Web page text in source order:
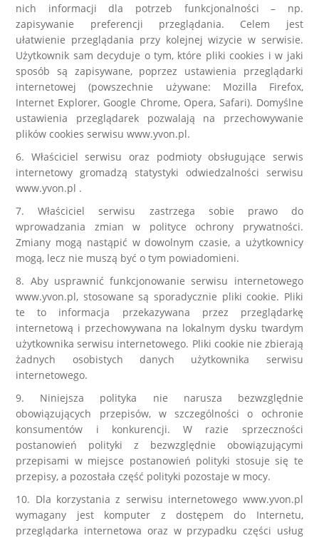
nich informacji dla potrzeb funkcjonalności – np.
zapisywanie preferencji przeglądania. Celem jest
ułatwienie przeglądania przy kolejnej wizycie w serwisie.
Użytkownik sam decyduje o tym, które pliki cookies i w jaki
sposób są zapisywane, poprzez ustawienia przeglądarki
internetowej (powszechnie używane: Mozilla Firefox,
Internet Explorer, Google Chrome, Opera, Safari). Domyślne
ustawienia przeglądarek pozwalają na przechowywanie
plików cookies serwisu www.yvon.pl.
6. Właściciel serwisu oraz podmioty obsługujące serwis
internetowy gromadzą statystyki odwiedzalności serwisu
www.yvon.pl .
7. Właściciel serwisu zastrzega sobie prawo do
wprowadzania zmian w polityce ochrony prywatności.
Zmiany mogą nastąpić w dowolnym czasie, a użytkownicy
mogą, lecz nie muszą być o tym powiadomieni.
8. Aby usprawnić funkcjonowanie serwisu internetowego
www.yvon.pl, stosowane są sporadycznie pliki cookie. Pliki
te to informacja przekazywana przez przeglądarkę
internetową i przechowywana na lokalnym dysku twardym
użytkownika serwisu internetowego. Pliki cookie nie zbierają
żadnych osobistych danych użytkownika serwisu
internetowego.
9. Niniejsza polityka nie narusza bezwzględnie
obowiązujących przepisów, w szczególności o ochronie
konsumentów i konkurencji. W razie sprzeczności
postanowień polityki z bezwzględnie obowiązującymi
przepisami w miejsce postanowień polityki stosuje się te
przepisy, a pozostała część polityki pozostaje w mocy.
10. Dla korzystania z serwisu internetowego www.yvon.pl
wymagany jest komputer z dostępem do Internetu,
przeglądarka internetowa oraz w przypadku części usług